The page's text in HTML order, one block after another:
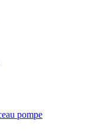
pompe